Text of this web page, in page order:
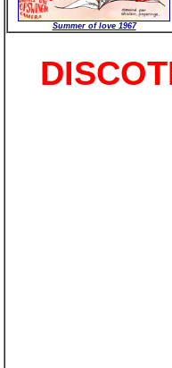
Summer of love 1967